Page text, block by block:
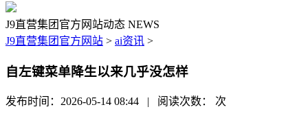
J9直营集团官方网站动态 NEWS
J9直营集团官方网站 > ai资讯 >
自左键菜单降生以来几乎没怎样
发布时间：2026-05-14 08:44 | 阅读次数： 次